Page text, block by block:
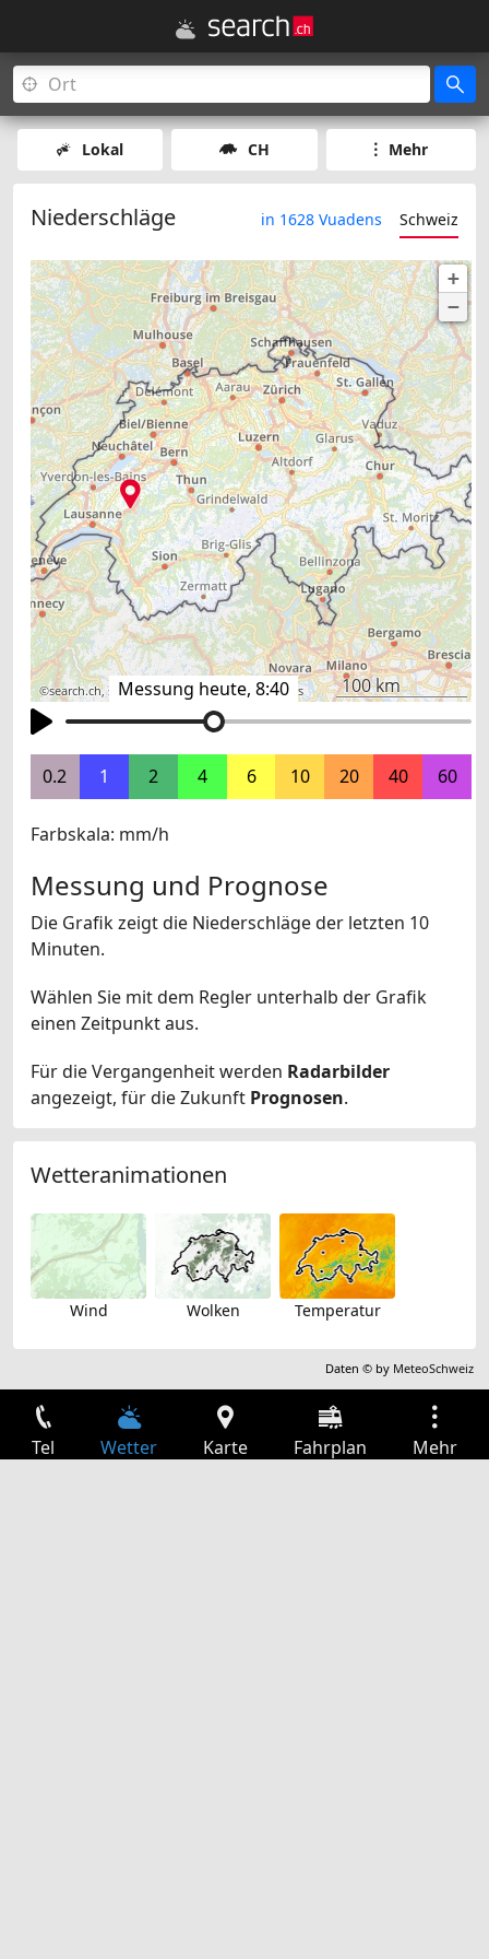
Lokal CH Mehr
Niederschläge in 1628 Vuadens Schweiz
Messung heute, 8:40
+
−
©search.ch,swisstopo, OpenStreetMap,others 100 km
0.2 1 2 4 6 10 20 40 60
Farbskala: mm/h
Messung und Prognose
Die Grafik zeigt die Niederschläge der letzten 10
Minuten.
Wählen Sie mit dem Regler unterhalb der Grafik
einen Zeitpunkt aus.
Für die Vergangenheit werden Radarbilder
angezeigt, für die Zukunft Prognosen.
Wetteranimationen
Wind Wolken Temperatur
Daten © by MeteoSchweiz
Tel Wetter Karte Fahrplan Mehr